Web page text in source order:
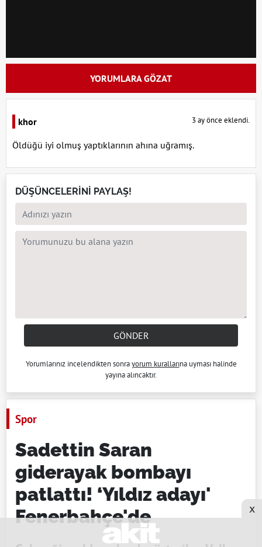
YORUMLARA GÖZAT
khor 3 ay önce eklendi.
Öldüğü iyi olmuş yaptıklarının ahına uğramış.
DÜŞÜNCELERİNİ PAYLAŞ!
GÖNDER
Yorumlarınız incelendikten sonrayorum kurallarına uyması halinde
yayına alıncaktır.
Spor
Sadettin Saran
giderayak bombayı
patlattı! ‘Yıldız adayı'
Fenerbahçe'de
x